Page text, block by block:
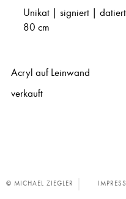
Unikat | signiert |
80 cm
Acryl auf Leinwand
verkauft
© MICHAEL ZIEGLER